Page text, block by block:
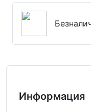
Информация